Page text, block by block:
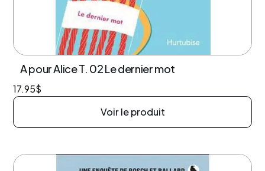
A pour Alice T. 02 Le dernier mot
17.95$
Voir le produit